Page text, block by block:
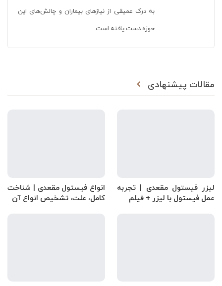
به درک عمیقی از نیازهای بیماران و چالش‌های این
حوزه دست یافته است.
مقالات پیشنهادی
لیزر فیستول مقعدی | تجربه
عمل فیستول با لیزر + فیلم
انواع فیستول مقعدی | شناخت
کامل، علت، تشخیص انواع آن